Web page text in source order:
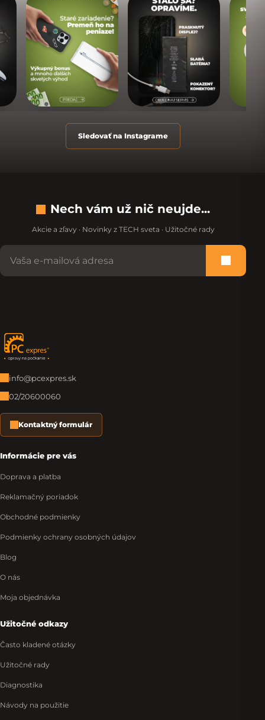
Sledovať na Instagrame
Nech vám už nič neujde...
Akcie a zľavy · Novinky z TECH sveta · Užitočné rady
Nevypĺňajte toto pole:
Zápätie
info@pcexpres.sk
02/20600060
Kontaktný formulár
Informácie pre vás
Doprava a platba
Reklamačný poriadok
Obchodné podmienky
Podmienky ochrany osobných údajov
Blog
O nás
Moja objednávka
Užitočné odkazy
Často kladené otázky
Užitočné rady
Diagnostika
Návody na použitie